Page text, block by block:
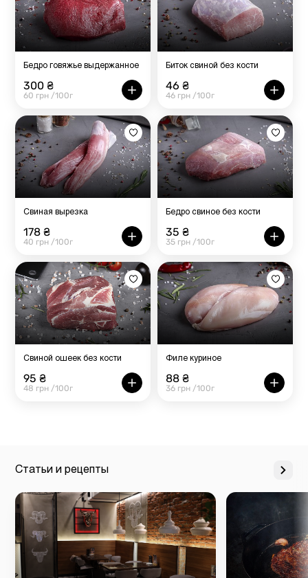
Бедро говяжье выдержанное
300 ₴
60 грн /100г
Биток свиной без кости
46 ₴
46 грн /100г
Свиная вырезка
178 ₴
40 грн /100г
Бедро свиное без кости
35 ₴
35 грн /100г
Свиной ошеек без кости
95 ₴
48 грн /100г
Филе куриное
88 ₴
36 грн /100г
Статьи и рецепты